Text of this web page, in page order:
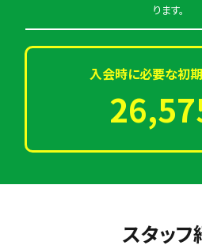
ります。
入会時に必要な初
スタッ